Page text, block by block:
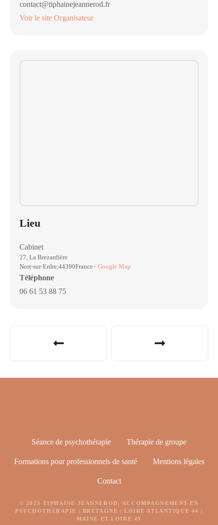
contact@tiphainejeannerod.fr
Voir le site Organisateur
Lieu
Cabinet
27, La Brezardière
Nort-sur-Erdre,44390France+ Google Map
Téléphone
06 61 53 88 75
Séance de psychothérapie Thérapie de groupe
Formations pour professionnels de santé Mentions légales
Contact
© 2023 TIPHAINE JEANNEROD, ACCOMPAGNEMENT EN
PSYCHOTHÉRAPIE | BRETAGNE | LOIRE ATLANTIQUE 44 |
MAINE ET LOIRE 49